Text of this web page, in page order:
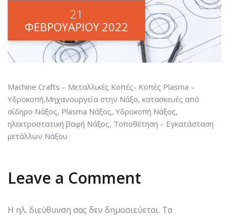
21
ΦΕΒΡΟΥΑΡΊΟΥ 2022
Machine Crafts – Μεταλλικές Κοπές- Κοπές Plasma –
Υδροκοπή,Μηχανουργεία στην Νάξο, κατασκευές από
σίδηρο Νάξος, Plasma Νάξος, Υδροκοπή Νάξος,
ηλεκτροστατική βαφή Νάξος, Τοποθέτηση – Εγκατάσταση
μετάλλων Νάξου
Leave a Comment
Η ηλ. διεύθυνση σας δεν δημοσιεύεται. Τα